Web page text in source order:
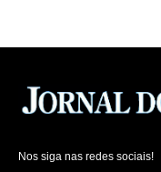
Nos siga nas redes sociais!